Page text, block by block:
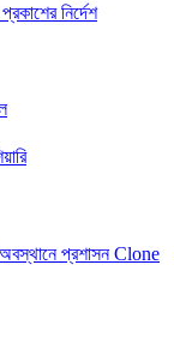
নির্দেশ
প্রশাসন Clone